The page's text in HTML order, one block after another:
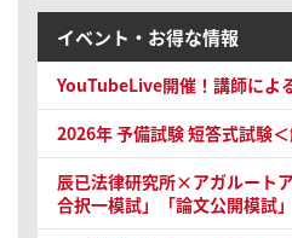
イベント・お得な情報
YouTubeLive開催！ 講師によ
2026年 予備試験短答式試験
辰已法律研究所×アガルート
合択一模試」「論文公開模試」